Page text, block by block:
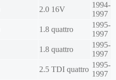
2.0 16V
1994-
1997
1.8 quattro
1995-
1997
1.8 quattro
1995-
1997
2.5 TDI quattro
1995-
1997